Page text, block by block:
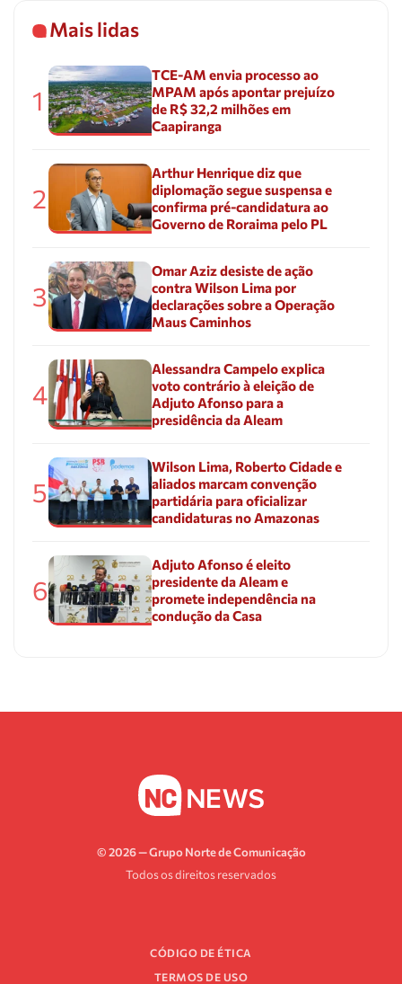
Mais lidas
1
TCE-AM envia processo ao
MPAM após apontar prejuízo
de R$ 32,2 milhões em
Caapiranga
2
Arthur Henrique diz que
diplomação segue suspensa e
confirma pré-candidatura ao
Governo de Roraima pelo PL
3
Omar Aziz desiste de ação
contra Wilson Lima por
declarações sobre a Operação
Maus Caminhos
4
Alessandra Campelo explica
voto contrário à eleição de
Adjuto Afonso para a
presidência da Aleam
5
Wilson Lima, Roberto Cidade e
aliados marcam convenção
partidária para oficializar
candidaturas no Amazonas
6
Adjuto Afonso é eleito
presidente da Aleam e
promete independência na
condução da Casa
© 2026 — Grupo Norte de Comunicação
Todos os direitos reservados
CÓDIGO DE ÉTICA
TERMOS DE USO